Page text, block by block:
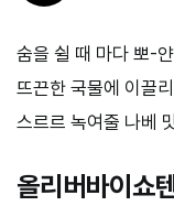
숨을 쉴 때 마다 뽀-
뜨끈한 국물에 이끌
스르르 녹여줄 나베
올리버바이쇼